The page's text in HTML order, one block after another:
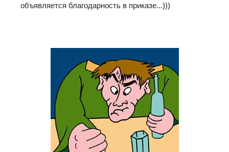
объявляется благодарность в приказе...)))